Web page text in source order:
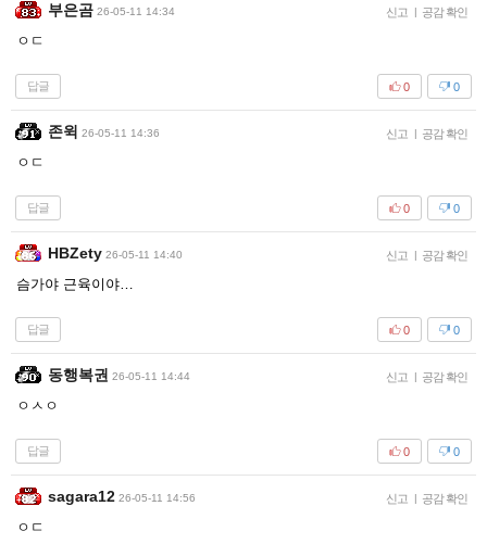
부은곰 26-05-11 14:34 신고 공감 확인
ㅇㄷ
답글 0
0
존윅 26-05-11 14:36 신고 공감 확인
ㅇㄷ
답글 0
0
HBZety 26-05-11 14:40 신고 공감 확인
슴가야 근육이야…
답글 0
0
동행복권 26-05-11 14:44 신고 공감 확인
ㅇㅅㅇ
답글 0
0
sagara12 26-05-11 14:56 신고 공감 확인
ㅇㄷ